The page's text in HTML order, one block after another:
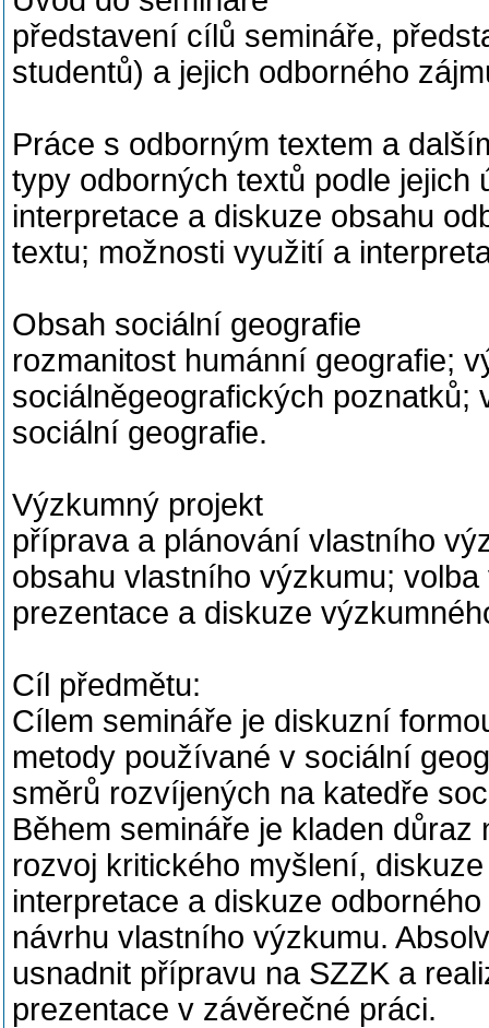
představení cílů semináře,
studentů) a jejich odborného
Práce s odborným textem a
typy odborných textů podle
interpretace a diskuze obsahu
textu; možnosti využití a
Obsah sociální geografie
rozmanitost humánní geografie;
sociálněgeografických
sociální geografie.
Výzkumný projekt
příprava a plánování vlastního
obsahu vlastního výzkumu;
prezentace a diskuze
Cíl předmětu:
Cílem semináře je diskuzní
metody používané v sociální
směrů rozvíjených na katedře
Během semináře je kladen
rozvoj kritického myšlení,
interpretace a diskuze
návrhu vlastního výzkumu.
usnadnit přípravu na SZZK a
prezentace v závěrečné práci.